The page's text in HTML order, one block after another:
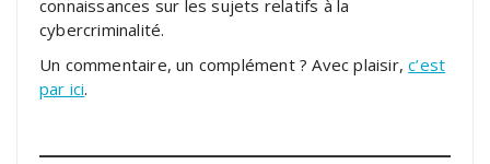
connaissances sur les sujets relatifs à la
cybercriminalité.
Un commentaire, un complément ? Avec plaisir,c’est
par ici.